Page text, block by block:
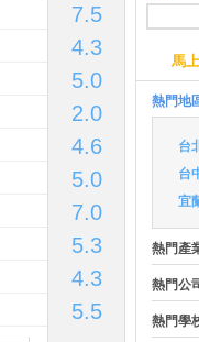
7.5
4.3
5.0
2.0
4.6
5.0
7.0
5.3
4.3
5.5
馬
熱門地
台
台
宜
熱門產
熱門公
熱門學